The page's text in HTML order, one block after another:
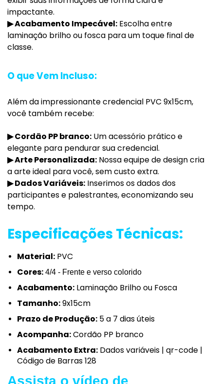
impactante.
▶Acabamento Impecável: Escolha entre
laminação brilho ou fosca para um toque final de
classe.
O que Vem Incluso:
Além da impressionante credencial PVC 9x15cm,
você também recebe:
▶Cordão PP branco: Um acessório prático e
elegante para pendurar sua credencial.
▶Arte Personalizada: Nossa equipe de design cria
a arte ideal para você, sem custo extra.
▶Dados Variáveis: Inserimos os dados dos
participantes e palestrantes, economizando seu
tempo.
Especificações Técnicas:
Material: PVC
Cores: 4/4 - Frente e verso colorido
Acabamento: Laminação Brilho ou Fosca
Tamanho:9x15cm
Prazo de Produção: 5 a 7 dias úteis
Acompanha:Cordão PP branco
Acabamento Extra: Dados variáveis | qr-code |
Código de Barras 128